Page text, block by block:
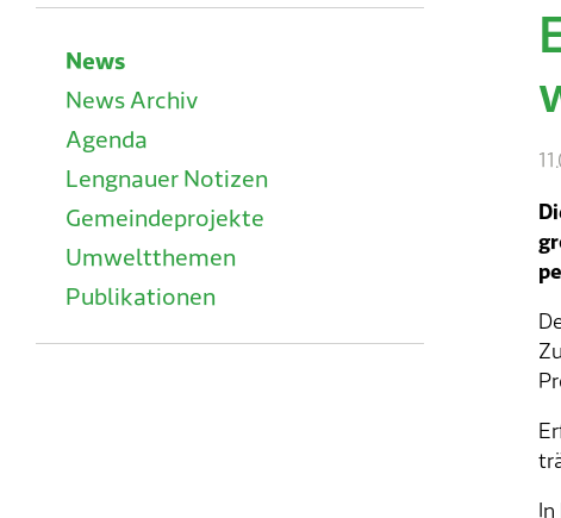
News
News Archiv
Agenda
Lengnauer Notizen
Gemeindeprojekte
Umweltthemen
Publikationen
to